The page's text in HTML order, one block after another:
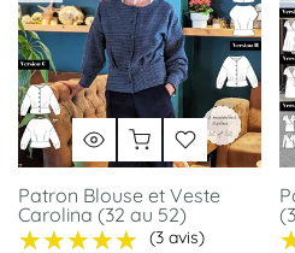
Patron Blouse et Veste
Carolina (32 au 52)
★★★★★
★★★★★ (3 avis)